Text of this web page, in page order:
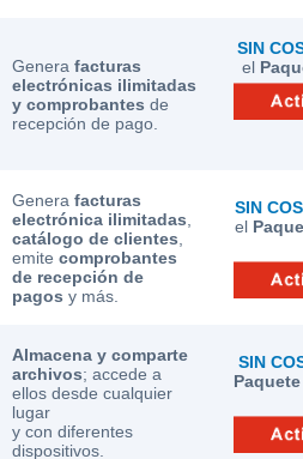
Genera facturas
electrónicas ilimitadas
y comprobantes de
recepción de pago.
SIN
el
Genera facturas
electrónica ilimitadas
catálogo de clientes
emite comprobantes
de recepción de
pagos y más.
SIN
el
Almacena y comparte
archivos; accede a
ellos desde cualquier
lugar
y con diferentes
dispositivos.
SIN